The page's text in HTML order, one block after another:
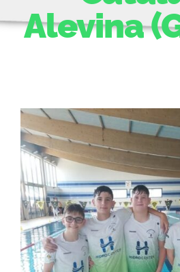
ACTIVITATS
PATROCINADORS
RESULTATS
BOTIGA
Alevina